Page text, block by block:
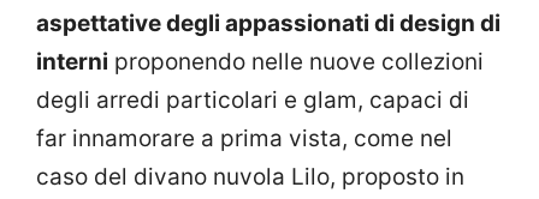
aspettative degli appassionati di design di
interni proponendo nelle nuove collezioni
degli arredi particolari e glam, capaci di
far innamorare a prima vista, come nel
caso del divano nuvola Lilo, proposto in